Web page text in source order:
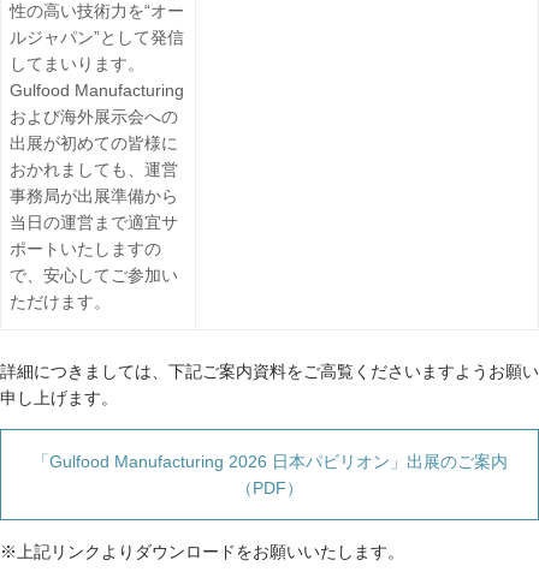
性の高い技術力を“オー
ルジャパン”として発信
してまいります。
Gulfood Manufacturing
および海外展示会への
出展が初めての皆様に
おかれましても、運営
事務局が出展準備から
当日の運営まで適宜サ
ポートいたしますの
で、安心してご参加い
ただけます。
詳細につきましては、下記ご案内資料をご高覧くださいますようお願い
申し上げます。
「Gulfood Manufacturing 2026 日本パビリオン」出展のご案内
（PDF）
※上記リンクよりダウンロードをお願いいたします。